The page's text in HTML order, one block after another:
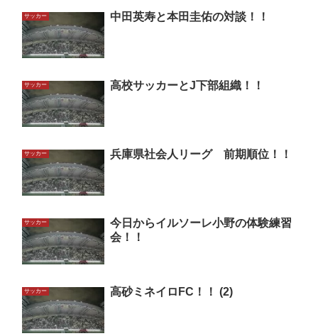
サッカー 中田英寿と本田圭佑の対談！！
サッカー 高校サッカーとJ下部組織！！
サッカー 兵庫県社会人リーグ 前期順位！！
サッカー
今日からイルソーレ小野の体験練習
会！！
サッカー 高砂ミネイロFC！！ (2)